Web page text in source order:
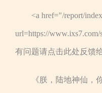
<a href="/report/
url=https://
有问题请点击此处反馈
《朕，陆地神仙，